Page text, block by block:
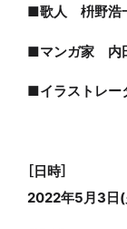
■歌人 枡野浩
■マンガ家 内
■イラストレ
［日時］
2022年5月3日